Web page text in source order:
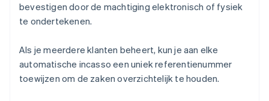
bevestigen door de machtiging elektronisch of fysiek
te ondertekenen.
Als je meerdere klanten beheert, kun je aan elke
automatische incasso een uniek referentienummer
toewijzen om de zaken overzichtelijk te houden.